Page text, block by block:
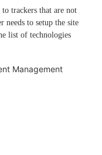
trackers that are not
needs to setup the site
list of technologies
Management